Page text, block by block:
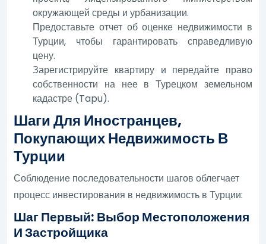
окружающей среды и урбанизации.
Предоставьте отчет об оценке недвижимости в
Турции, чтобы гарантировать справедливую
цену.
Зарегистрируйте квартиру и передайте право
собственности на нее в Турецком земельном
кадастре (Tapu).
Шаги Для Иностранцев,
Покупающих Недвижимость В
Турции
Соблюдение последовательности шагов облегчает
процесс инвестирования в недвижимость в Турции:
Шаг Первый: Выбор Местоположения
И Застройщика